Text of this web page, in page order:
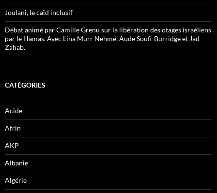
Joulani, le caïd inclusif
Débat animé par Camille Grenu sur la libération des otages israéliens
par le Hamas. Avec Lina Murr Nehmé, Aude Soufi-Burridge et Jad
Zahab.
CATÉGORIES
Acide
Afrin
AKP
Albanie
Algérie